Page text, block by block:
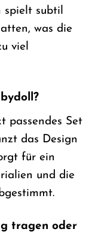
spielt subtil
was die
viel
passendes Set
das Design
für ein
und die
tragen oder